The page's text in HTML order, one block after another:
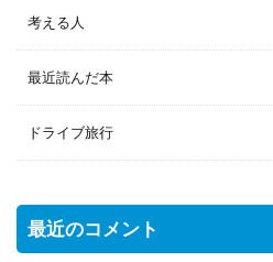
考える人
最近読んだ本
ドライブ旅行
最近のコメント